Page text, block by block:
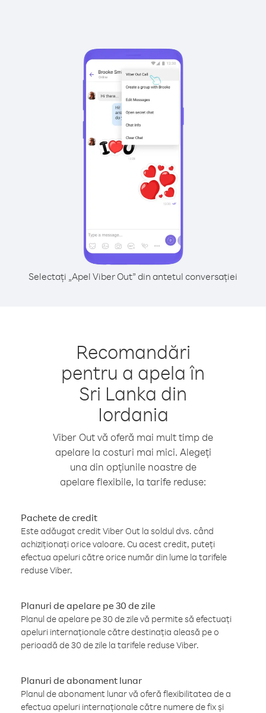
Selectați „Apel Viber Out” din antetul conversației
Recomandări
pentru a apela în
Sri Lanka din
Iordania
Viber Out vă oferă mai mult timp de
apelare la costuri mai mici. Alegeți
una din opțiunile noastre de
apelare flexibile, la tarife reduse:
Pachete de credit
Este adăugat credit Viber Out la soldul dvs. când
achiziționați orice valoare. Cu acest credit, puteți
efectua apeluri către orice număr din lume la tarifele
reduse Viber.
Planuri de apelare pe 30 de zile
Planul de apelare pe 30 de zile vă permite să efectuați
apeluri internaționale către destinația aleasă pe o
perioadă de 30 de zile la tarifele reduse Viber.
Planuri de abonament lunar
Planul de abonament lunar vă oferă flexibilitatea de a
efectua apeluri internaționale către numere de fix și